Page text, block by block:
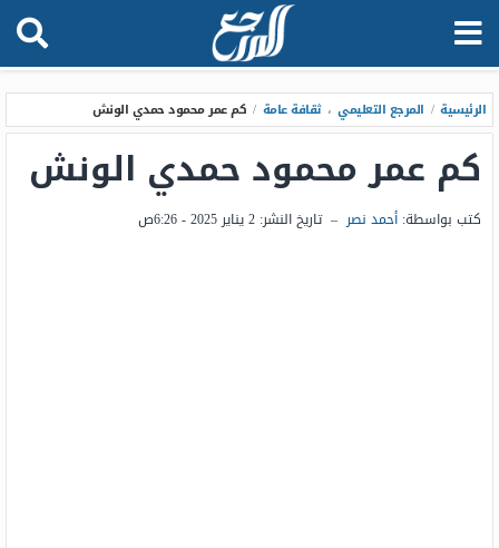
الرئيسية / المرجع التعليمي ، ثقافة عامة / كم عمر محمود حمدي الونش
كم عمر محمود حمدي الونش
كتب بواسطة: أحمد نصر – تاريخ النشر: 2 يناير 2025 - 6:26ص